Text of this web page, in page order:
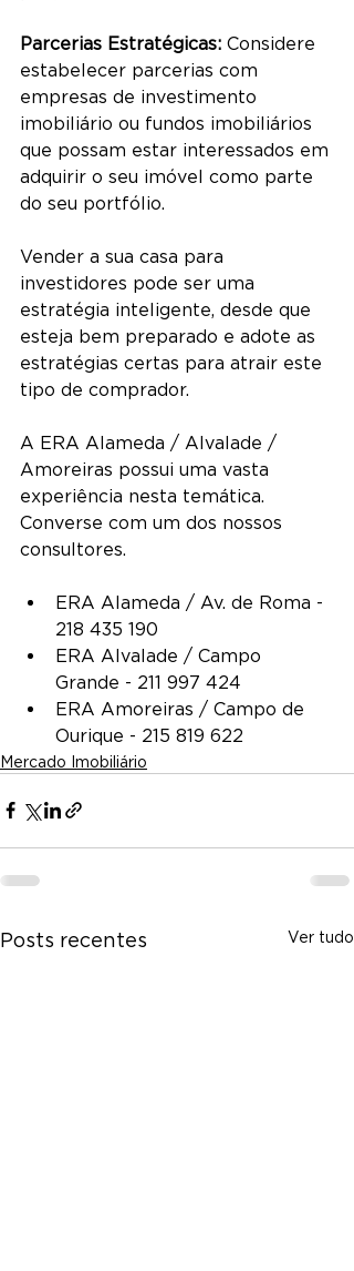
Parcerias Estratégicas: Considere
estabelecer parcerias com
empresas de investimento
imobiliário ou fundos imobiliários
que possam estar interessados em
adquirir o seu imóvel como parte
do seu portfólio.
Vender a sua casa para
investidores pode ser uma
estratégia inteligente, desde que
esteja bem preparado e adote as
estratégias certas para atrair este
tipo de comprador.
A ERA Alameda / Alvalade /
Amoreiras possui uma vasta
experiência nesta temática.
Converse com um dos nossos
consultores.
ERA Alameda / Av. de Roma -
218 435 190
ERA Alvalade / Campo
Grande - 211 997 424
ERA Amoreiras / Campo de
Ourique - 215 819 622
Mercado Imobiliário
Posts recentes Ver tudo